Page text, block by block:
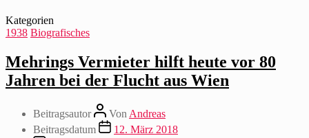
Kategorien
1938 Biografisches
Mehrings Vermieter hilft heute vor 80
Jahren bei der Flucht aus Wien
Beitragsautor Von Andreas
Beitragsdatum
12. März 2018